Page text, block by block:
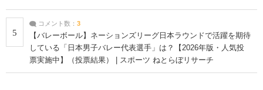
5
コメント数： 3
【バレーボール】ネーションズリーグ日本ラウンドで活躍を期待
している「日本男子バレー代表選手」は？【2026年版・人気投
票実施中】（投票結果） | スポーツ ねとらぼリサーチ